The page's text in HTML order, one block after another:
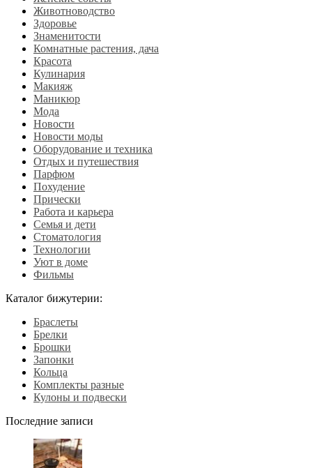
Животноводство
Здоровье
Знаменитости
Комнатные растения, дача
Красота
Кулинария
Макияж
Маникюр
Мода
Новости
Новости моды
Оборудование и техника
Отдых и путешествия
Парфюм
Похудение
Прически
Работа и карьера
Семья и дети
Стоматология
Технологии
Уют в доме
Фильмы
Каталог бижутерии:
Браслеты
Брелки
Брошки
Запонки
Кольца
Комплекты разные
Кулоны и подвески
Последние записи